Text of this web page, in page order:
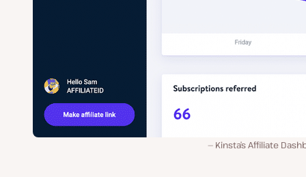
Kinsta’s Affiliate